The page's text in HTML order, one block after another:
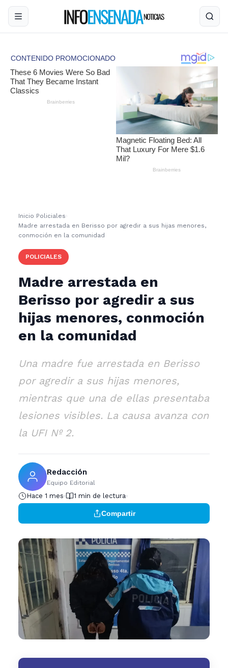
Inicio ›Policiales ›
Madre arrestada en Berisso por agredir a sus hijas menores,
conmoción en la comunidad
POLICIALES
Madre arrestada en
Berisso por agredir a sus
hijas menores, conmoción
en la comunidad
Una madre fue arrestada en Berisso
por agredir a sus hijas menores,
mientras que una de ellas presentaba
lesiones visibles. La causa avanza con
la UFI Nº 2.
Redacción
Equipo Editorial
Hace 1 mes 1 min de lectura
Compartir